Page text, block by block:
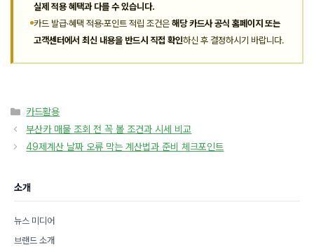
실제 적용 혜택과 다를 수 있습니다.
카드 발급·혜택 적용·포인트 적립 조건은 해당 카드사 공식 홈페이지 또는
고객센터에서 최신 내용을 반드시 직접 확인하신 후 결정하시기 바랍니다.
카
테
리
카드활용
부산카 매물 조회 전 꼭 볼 조건과 시세 비교
49제계산 날짜 오류 막는 계산법과 준비 체크포인트
소개
뉴스 미디어
브랜드 소개